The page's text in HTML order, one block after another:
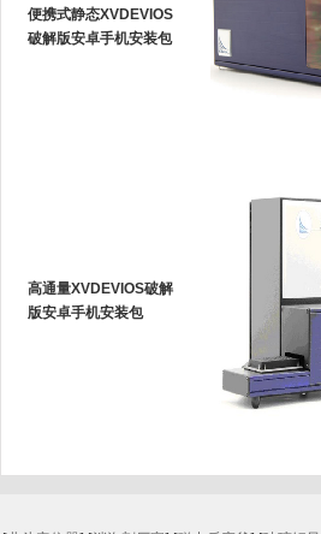
便携式静态XVDEVIOS
破解版安卓手机安装包
高通量XVDEVIOS破解
版安卓手机安装包